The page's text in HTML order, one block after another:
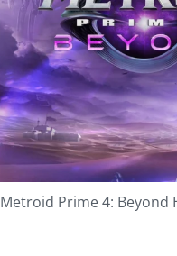
Metroid Prime 4: Beyond